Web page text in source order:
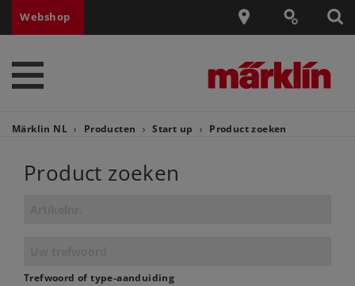
Webshop
Märklin NL Producten Start up Product zoeken
Product zoeken
Trefwoord of type-aanduiding